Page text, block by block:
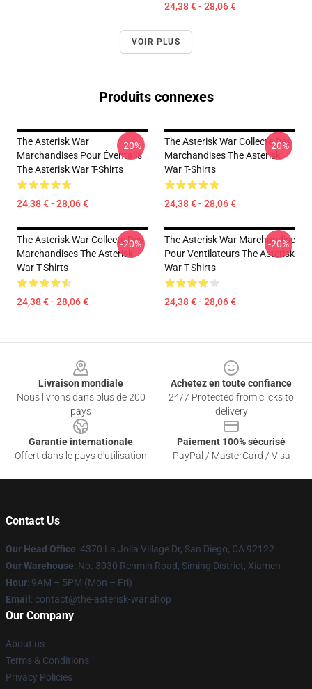
24,38 € - 28,06 €
VOIR PLUS
Produits connexes
The Asterisk War
Marchandises Pour Éventails
The Asterisk War T-Shirts
24,38 € - 28,06 €
-20%
The Asterisk War Collecte Des
Marchandises The Asterisk
War T-Shirts
24,38 € - 28,06 €
-20%
The Asterisk War Collecte Des
Marchandises The Asterisk
War T-Shirts
24,38 € - 28,06 €
-20%
The Asterisk War Marchandise
Pour Ventilateurs The Asterisk
War T-Shirts
24,38 € - 28,06 €
-20%
Livraison mondiale
Nous livrons dans plus de 200
pays
Achetez en toute confiance
24/7 Protected from clicks to
delivery
Garantie internationale
Offert dans le pays d'utilisation
Paiement 100% sécurisé
PayPal / MasterCard / Visa
Contact Us
Our Head Office: 4370 La Jolla Village Dr, San Diego, CA 92122
Our Warehouse: No. 3030 Renmin Road, Siming District, Xiamen
Hour: 9AM – 5PM (Mon – Fri)
Email : contact@the-asterisk-war.shop
Our Company
About us
Terms & Conditions
Privacy Policies